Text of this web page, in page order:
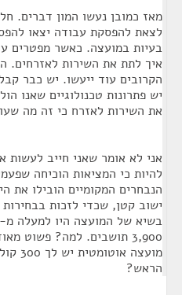
מאז כמובן נעשו המון דברים.
לצאת להפסקת עבודה יצאו
בעיות במועצה. כאשר מפטרים
איך לתת את השירות לאזרחים.
הקרובים עוד ייעשו. יש כבר
יש פתרונות טכנולוגיים שאנו
את השירות לאזרח כי זה מה
אני לא אומר שאני חייב לעשות
להיות כי המציאות הוכיחה
הנבחרים המקומיים הובילו את
הראש?